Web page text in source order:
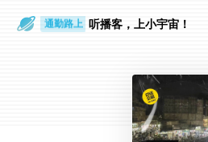
通勤路上 听播客，上小宇宙！